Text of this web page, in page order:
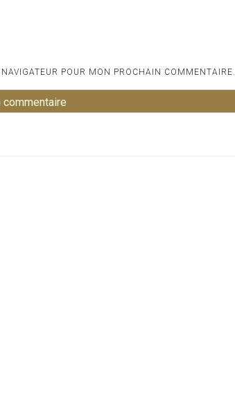
POUR MON PROCHAIN COMMENTAIRE.